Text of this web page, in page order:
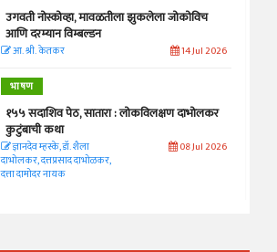
उगवती नोस्कोव्हा, मावळतीला झुकलेला जोकोविच
आणि दरम्यान विम्बल्डन
आ. श्री. केतकर 14 Jul 2026
भाषण
१५५ सदाशिव पेठ, सातारा : लोकविलक्षण दाभोलकर
कुटुंबाची कथा
ज्ञानदेव म्हस्के, डॉ. शैला
दाभोलकर, दत्तप्रसाद दाभोळकर,
दत्ता दामोदर नायक
08 Jul 2026